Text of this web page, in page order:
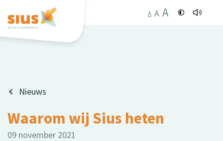
A A A
Nieuws
Waarom wij Sius heten
09 november 2021